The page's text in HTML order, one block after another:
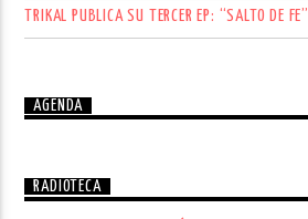
TRIKAL PUBLICA SU TERCER EP: “SALTO DE FE”
AGENDA
RADIOTECA